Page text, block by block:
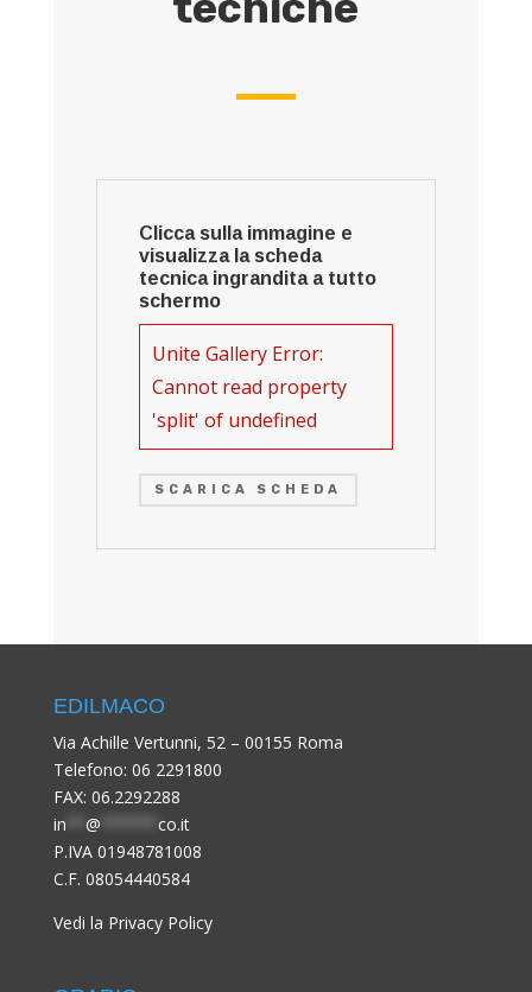
Clicca sulla immagine e
visualizza la scheda
tecnica ingrandita a tutto
schermo
Unite Gallery Error:
Cannot read property
'split' of undefined
SCARICA SCHEDA
EDILMACO
Via Achille Vertunni, 52 – 00155 Roma
Telefono: 06 2291800
FAX: 06.2292288
in
@
co.it
P.IVA 01948781008
C.F. 08054440584
Vedi la Privacy Policy